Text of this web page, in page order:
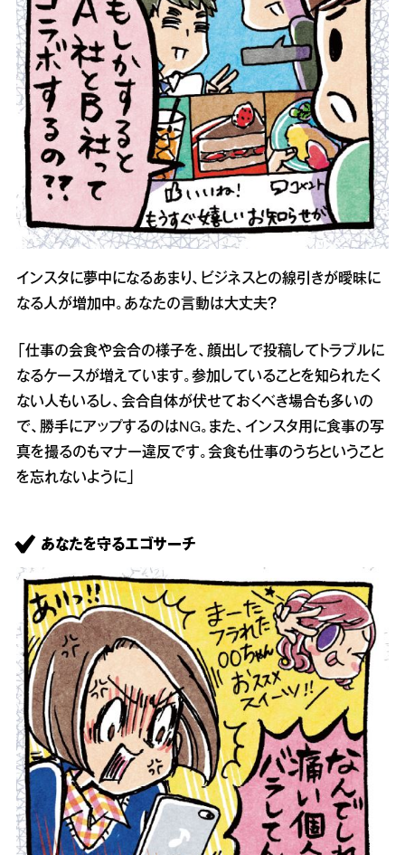
インスタに夢中になるあまり、ビジネスとの線引きが曖昧に
なる人が増加中。あなたの言動は大丈夫？
「仕事の会食や会合の様子を、顔出しで投稿してトラブルに
なるケースが増えています。参加していることを知られたく
ない人もいるし、会合自体が伏せておくべき場合も多いの
で、勝手にアップするのはNG。また、インスタ用に食事の写
真を撮るのもマナー違反です。会食も仕事のうちということ
を忘れないように」
あなたを守るエゴサーチ